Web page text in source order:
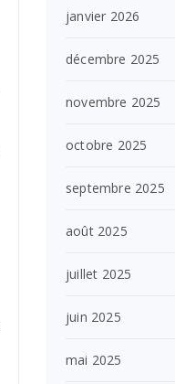
janvier 2026
décembre 2025
novembre 2025
octobre 2025
septembre 2025
août 2025
juillet 2025
juin 2025
mai 2025